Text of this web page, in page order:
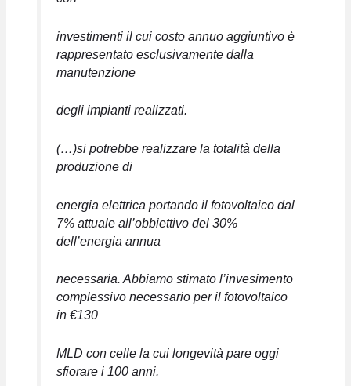
investimenti il cui costo annuo aggiuntivo è
rappresentato esclusivamente dalla
manutenzione
degli impianti realizzati.
(…)si potrebbe realizzare la totalità della
produzione di
energia elettrica portando il fotovoltaico dal
7% attuale all’obbiettivo del 30%
dell’energia annua
necessaria. Abbiamo stimato l’invesimento
complessivo necessario per il fotovoltaico
in €130
MLD con celle la cui longevità pare oggi
sfiorare i 100 anni.